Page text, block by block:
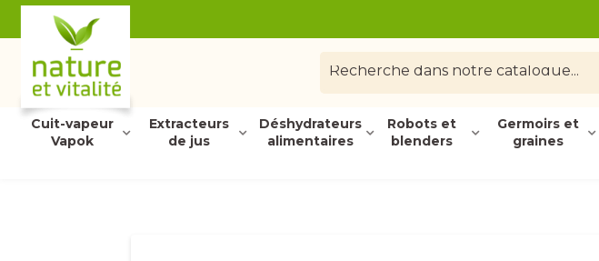
Cuit-vapeur
Vapok
Extracteurs
de jus
Déshydrateurs
alimentaires
Robots et
blenders
Germoirs et
graines